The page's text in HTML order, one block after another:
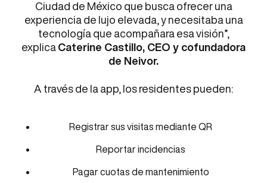
Ciudad de México que busca ofrecer una
experiencia de lujo elevada, y necesitaba una
tecnología que acompañara esa visión”,
explica Caterine Castillo, CEO y cofundadora
de Neivor.
A través de la app, los residentes pueden:
Registrar sus visitas mediante QR
Reportar incidencias
Pagar cuotas de mantenimiento